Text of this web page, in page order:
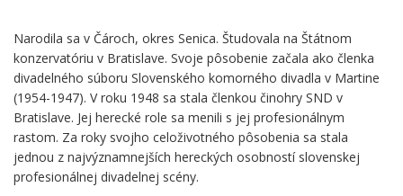
Narodila sa v Čároch, okres Senica. Študovala na Štátnom
konzervatóriu v Bratislave. Svoje pôsobenie začala ako členka
divadelného súboru Slovenského komorného divadla v Martine
(1954-1947). V roku 1948 sa stala členkou činohry SND v
Bratislave. Jej herecké role sa menili s jej profesionálnym
rastom. Za roky svojho celoživotného pôsobenia sa stala
jednou z najvýznamnejších hereckých osobností slovenskej
profesionálnej divadelnej scény.